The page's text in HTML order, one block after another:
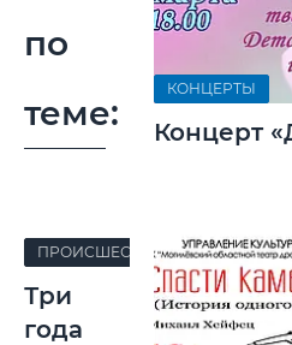
по
теме:
ПРОИСШЕСТВИЯ
Три
года
КОНЦЕРТЫ
Концерт